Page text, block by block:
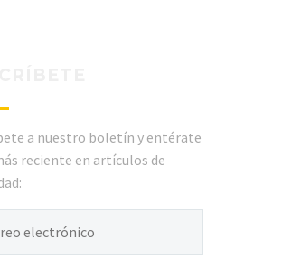
a nuestro boletín y entérate
reciente en artículos de